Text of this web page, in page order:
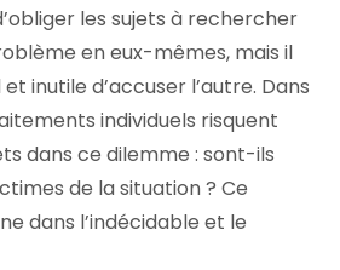
les sujets à rechercher
en eux-mêmes, mais il
inutile d’accuser l’autre. Dans
individuels risquent
dans ce dilemme : sont-ils
de la situation ? Ce
dans l’indécidable et le